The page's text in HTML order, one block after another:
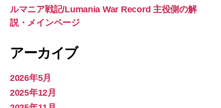
ルマニア戦記/Lumania War Record 主役側の解
説・メインページ
アーカイブ
2026年5月
2025年12月